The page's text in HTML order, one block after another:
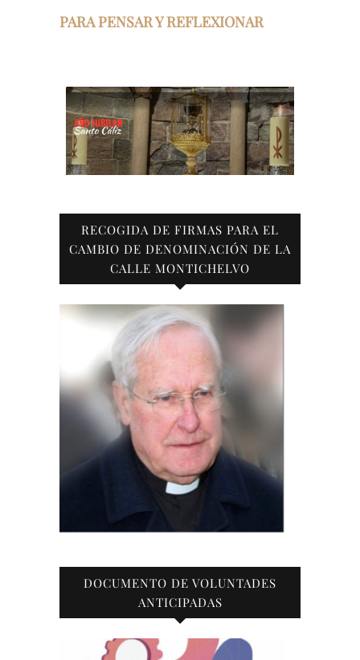
PARA PENSAR Y REFLEXIONAR
RECOGIDA DE FIRMAS PARA EL
CAMBIO DE DENOMINACIÓN DE LA
CALLE MONTICHELVO
DOCUMENTO DE VOLUNTADES
ANTICIPADAS